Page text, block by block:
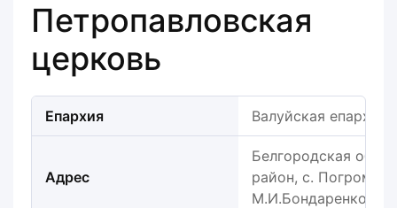
Петропавловская
церковь
Епархия Валуйская епархия
Адрес
Белгородская
район, с. Погромец,
М.И.Бондаренко, д.